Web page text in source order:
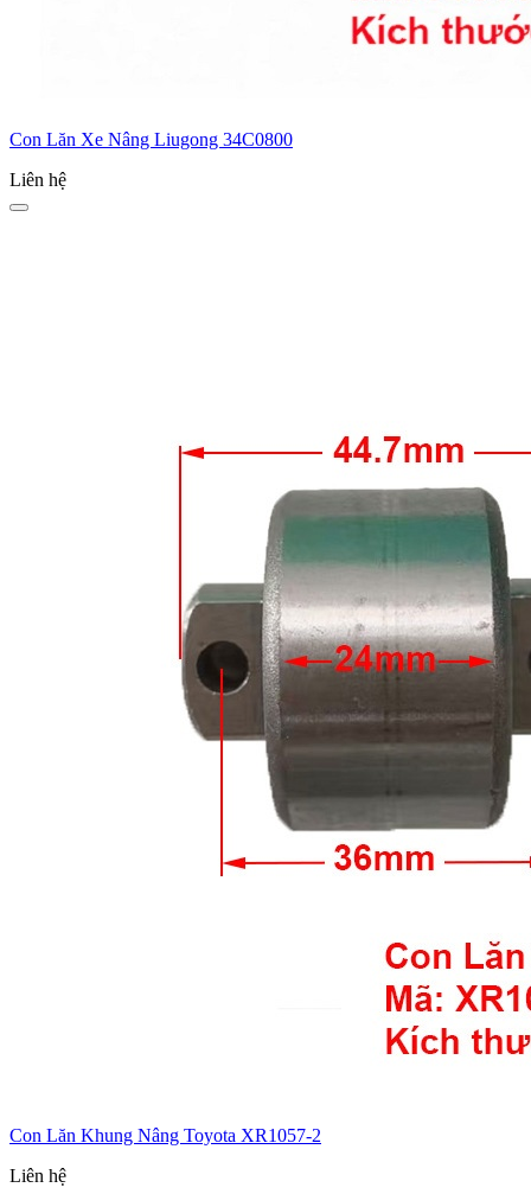
Con Lăn Xe Nâng Liugong 34C0800
Liên hệ
Con Lăn Khung Nâng Toyota XR1057-2
Liên hệ